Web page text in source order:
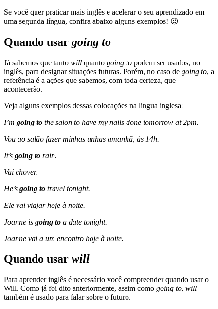
Se você quer praticar mais inglês e acelerar o seu aprendizado em
uma segunda língua, confira abaixo alguns exemplos! 😉
Quando usar going to
Já sabemos que tanto will quanto going to podem ser usados, no
inglês, para designar situações futuras. Porém, no caso de going to, a
referência é a ações que sabemos, com toda certeza, que
acontecerão.
Veja alguns exemplos dessas colocações na língua inglesa:
I’m going to the salon to have my nails done tomorrow at 2pm.
Vou ao salão fazer minhas unhas amanhã, às 14h.
It’s going to rain.
Vai chover.
He’s going to travel tonight.
Ele vai viajar hoje à noite.
Joanne is going to a date tonight.
Joanne vai a um encontro hoje à noite.
Quando usar will
Para aprender inglês é necessário você compreender quando usar o
Will. Como já foi dito anteriormente, assim como going to, will
também é usado para falar sobre o futuro.